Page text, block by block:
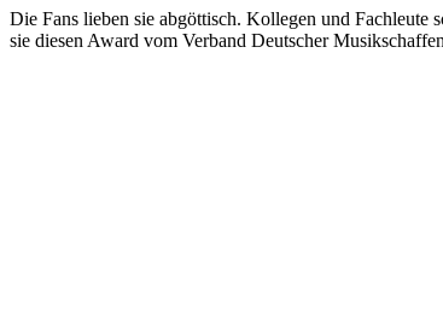
Die Fans lieben sie abgöttisch. Kollegen und Fachleute
sie diesen Award vom Verband Deutscher